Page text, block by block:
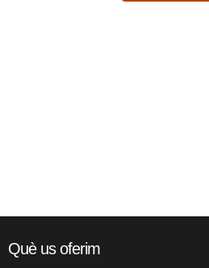
Què us oferim